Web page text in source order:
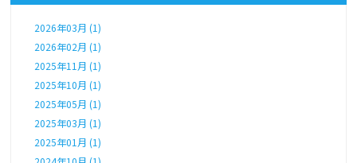
2026年03月 (1)
2026年02月 (1)
2025年11月 (1)
2025年10月 (1)
2025年05月 (1)
2025年03月 (1)
2025年01月 (1)